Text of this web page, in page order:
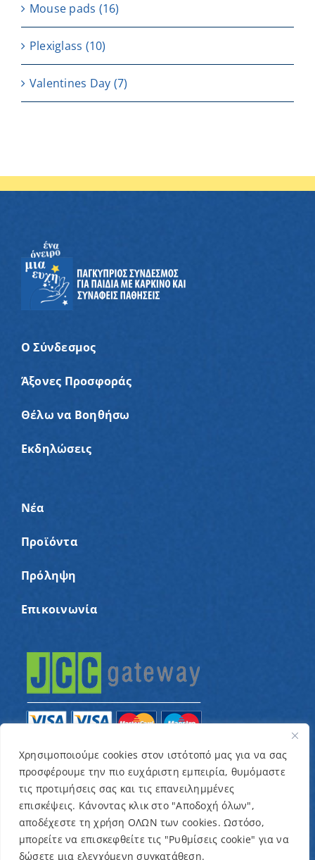
Χρησιμοποιούμε cookies στον ιστότοπό μας για να σας
προσφέρουμε την πιο ευχάριστη εμπειρία, θυμόμαστε
τις προτιμήσεις σας και τις επανειλημμένες
επισκέψεις. Κάνοντας κλικ στο "Αποδοχή όλων",
αποδέχεστε τη χρήση ΟΛΩΝ των cookies. Ωστόσο,
μπορείτε να επισκεφθείτε τις "Ρυθμίσεις cookie" για να
δώσετε μια ελεγχόμενη συγκατάθεση.
Μouse pads (16)
Plexiglass (10)
Valentines Day (7)
Ο Σύνδεσμος
Άξονες Προσφοράς
Θέλω να Βοηθήσω
Εκδηλώσεις
Νέα
Προϊόντα
Πρόληψη
Επικοινωνία
© Copyright 2022 – Παγκύπριος Σύνδεσμος για
παιδιά με καρκίνο και συναφείς παθήσεις «Ένα
Όνειρο Μια Ευχή» / Designed & Developed byNETinfo
Plc